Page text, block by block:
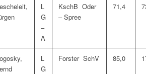
L
G
–
A
KschB Oder
– Spree
71,4
L
G
Forster SchV 85,0